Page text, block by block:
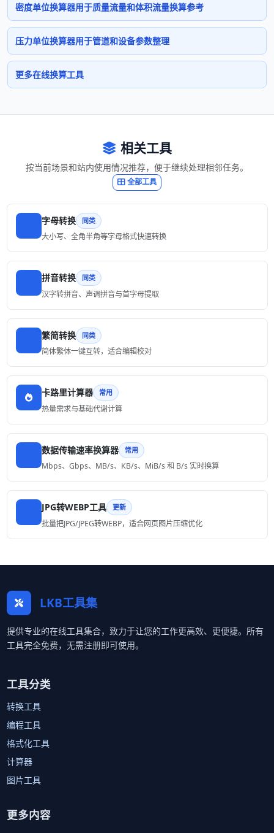
密度单位换算器用于质量流量和体积流量换算参考
压力单位换算器用于管道和设备参数整理
更多在线换算工具
相关工具
按当前场景和站内使用情况推荐，便于继续处理相邻任务。
全部工具
字母转换 同类
大小写、全角半角等字母格式快速转换
拼音转换 同类
汉字转拼音、声调拼音与首字母提取
繁简转换 同类
简体繁体一键互转，适合编辑校对
卡路里计算器 常用
热量需求与基础代谢计算
数据传输速率换算器 常用
Mbps、Gbps、MB/s、KB/s、MiB/s 和 B/s 实时换算
JPG转WEBP工具 更新
批量把JPG/JPEG转WEBP，适合网页图片压缩优化
LKB工具集
提供专业的在线工具集合，致力于让您的工作更高效、更便捷。所有
工具完全免费，无需注册即可使用。
工具分类
转换工具
编程工具
格式化工具
计算器
图片工具
更多内容